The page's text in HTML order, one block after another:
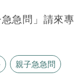
急問」請來專
親子急急問